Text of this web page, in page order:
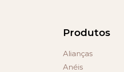
Produtos
Alianças
Anéis